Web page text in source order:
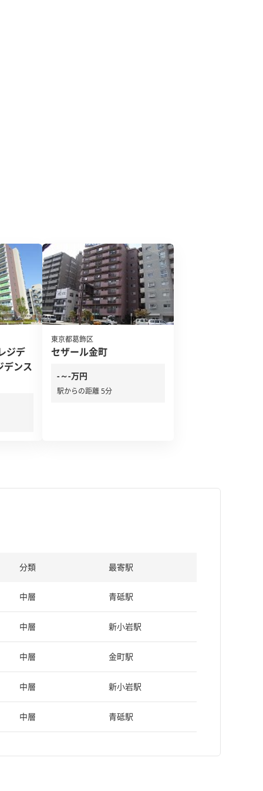
ジデ
デンス
東京都葛飾区
セザール金町
-～-万円
駅からの距離 5分
分類 最寄駅
中層 青砥駅
中層 新小岩駅
中層 金町駅
中層 新小岩駅
中層 青砥駅